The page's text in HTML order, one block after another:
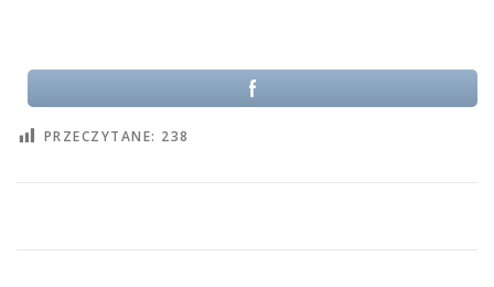
PRZECZYTANE: 238